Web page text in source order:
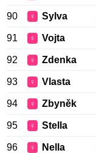
90 ♀ Sylva
91 ♀ Vojta
92 ♀ Zdenka
93 ♀ Vlasta
94 ♀ Zbyněk
95 ♀ Stella
96 ♀ Nella